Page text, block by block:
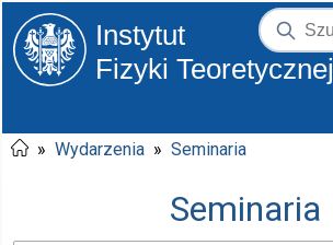
Instytut
Fizyki Teoretycznej
» Wydarzenia » Seminaria
Seminaria